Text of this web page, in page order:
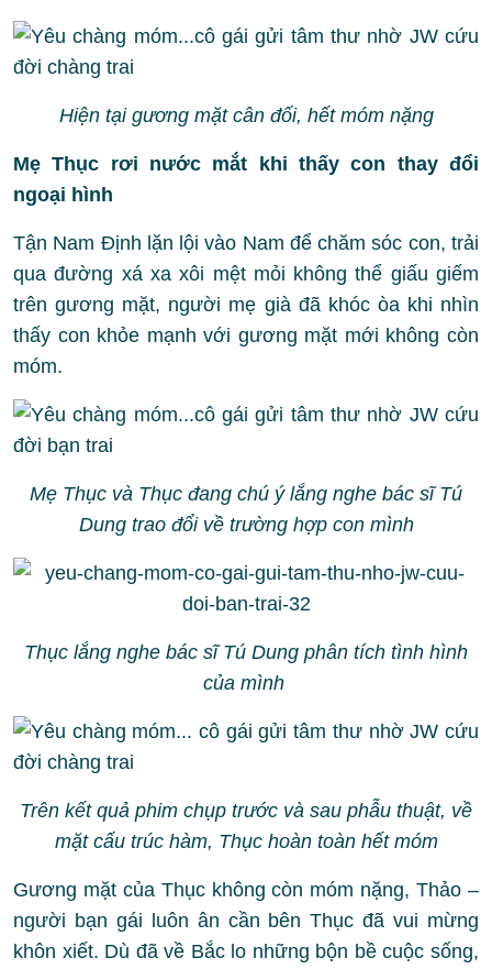
Hiện tại gương mặt cân đối, hết móm nặng
Mẹ Thục rơi nước mắt khi thấy con thay đổi
ngoại hình
Tận Nam Định lặn lội vào Nam để chăm sóc con, trải
qua đường xá xa xôi mệt mỏi không thể giấu giếm
trên gương mặt, người mẹ già đã khóc òa khi nhìn
thấy con khỏe mạnh với gương mặt mới không còn
móm.
Mẹ Thục và Thục đang chú ý lắng nghe bác sĩ Tú
Dung trao đổi về trường hợp con mình
Thục lắng nghe bác sĩ Tú Dung phân tích tình hình
của mình
Trên kết quả phim chụp trước và sau phẫu thuật, về
mặt cấu trúc hàm, Thục hoàn toàn hết móm
Gương mặt của Thục không còn móm nặng, Thảo –
người bạn gái luôn ân cần bên Thục đã vui mừng
khôn xiết. Dù đã về Bắc lo những bộn bề cuộc sống,